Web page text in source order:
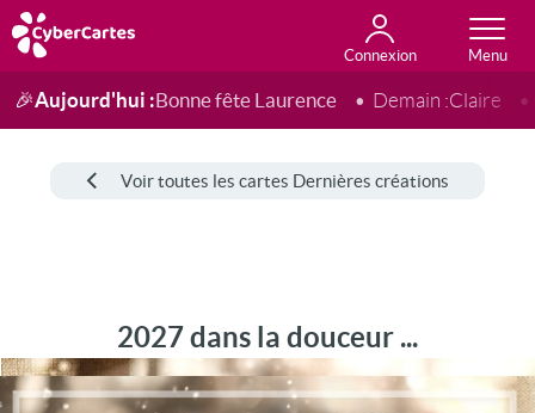
Connexion
Anniversaire
Fête du jour
Amour
Amitié
Merci
Toutes les cartes
🎉Aujourd'hui :Bonne fête Laurence Demain :Claire
Voir toutes les cartes Dernières créations
2027 dans la douceur ...